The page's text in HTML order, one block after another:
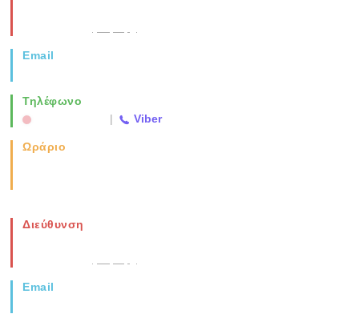
Email
Τηλέφωνο
| Viber
Ωράριο
Διεύθυνση
Email